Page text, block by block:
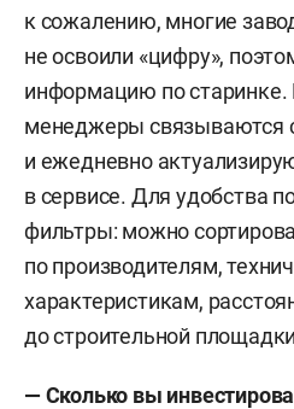
к сожалению, многие
не освоили «цифру»,
информацию по
менеджеры связываются
и ежедневно
в сервисе. Для удобства
фильтры: можно
по производителям,
характеристикам,
до строительной
— Сколько вы